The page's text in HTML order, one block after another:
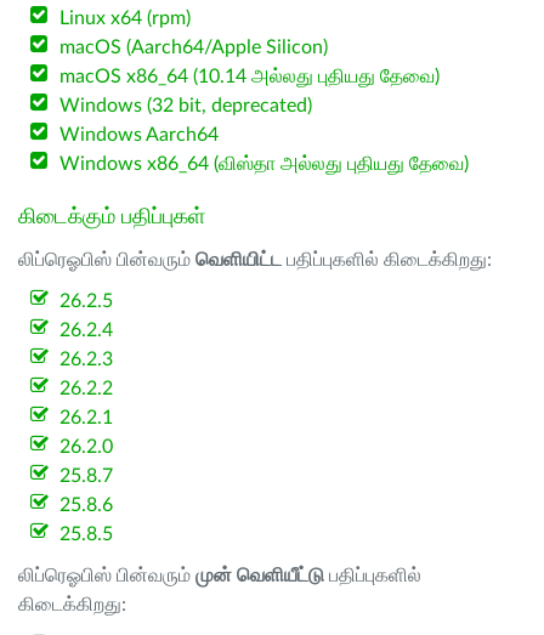
Linux x64 (rpm)
macOS (Aarch64/Apple Silicon)
macOS x86_64 (10.14 அல்லது புதியது தேவை)
Windows (32 bit, deprecated)
Windows Aarch64
Windows x86_64 (விஸ்தா அல்லது புதியது தேவை)
கிடைக்கும் பதிப்புகள்
லிப்ரெஓபிஸ் பின்வரும் வெளியிட்ட பதிப்புகளில் கிடைக்கிறது:
26.2.5
26.2.4
26.2.3
26.2.2
26.2.1
26.2.0
25.8.7
25.8.6
25.8.5
லிப்ரெஓபிஸ் பின்வரும் முன் வெளியீட்டு பதிப்புகளில்
கிடைக்கிறது: